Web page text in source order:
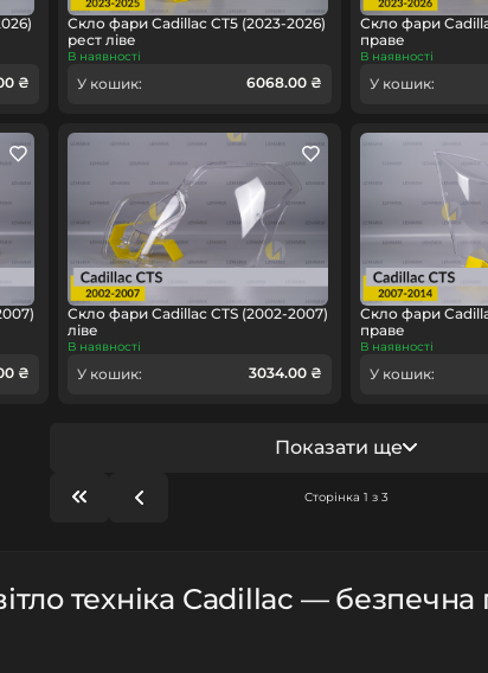
₴
Скло фари Cadillac CT5 (2023-2026)
рест ліве
В наявності
У кошик: 6068.00 ₴
Скло фари
праве
В наявності
У кошик:
₴
Скло фари Cadillac CTS (2002-2007)
ліве
В наявності
У кошик: 3034.00 ₴
Скло фари
праве
В наявності
У кошик:
Показати ще
Сторінка 1 з 3
техніка Cadillac — безпечна